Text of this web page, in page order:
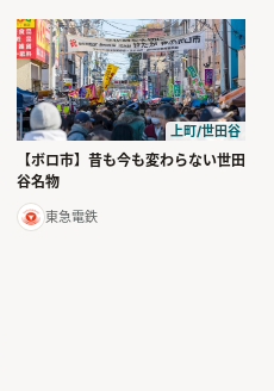
上町/世田谷
【ボロ市】昔も今も変わらない世田
谷名物
東急電鉄